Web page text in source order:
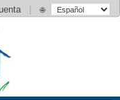
| 🌐